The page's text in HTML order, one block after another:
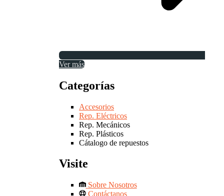
Ver más
Categorías
Accesorios
Rep. Eléctricos
Rep. Mecánicos
Rep. Plásticos
Cátalogo de repuestos
Visite
Sobre Nosotros
Contáctanos